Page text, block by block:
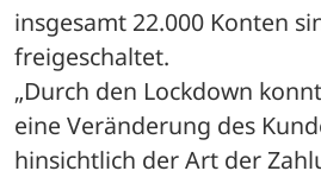
insgesamt 22.000 Konten
freigeschaltet.
„Durch den Lockdown
eine Veränderung des
hinsichtlich der Art der